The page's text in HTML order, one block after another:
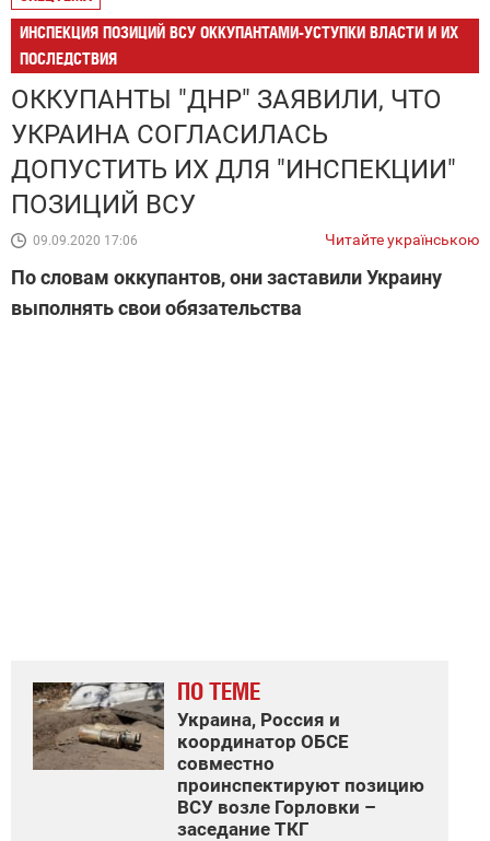
ИНСПЕКЦИЯ ПОЗИЦИЙ ВСУ ОККУПАНТАМИ-УСТУПКИ ВЛАСТИ И ИХ
ПОСЛЕДСТВИЯ
ОККУПАНТЫ "ДНР" ЗАЯВИЛИ, ЧТО
УКРАИНА СОГЛАСИЛАСЬ
ДОПУСТИТЬ ИХ ДЛЯ "ИНСПЕКЦИИ"
ПОЗИЦИЙ ВСУ
09.09.2020 17:06 Читайте українською
По словам оккупантов, они заставили Украину
выполнять свои обязательства
ПО ТЕМЕ
Украина, Россия и
координатор ОБСЕ
совместно
проинспектируют позицию
ВСУ возле Горловки –
заседание ТКГ